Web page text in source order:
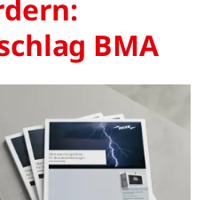
BMA